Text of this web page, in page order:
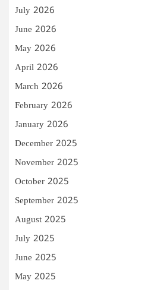
July 2026
June 2026
May 2026
April 2026
March 2026
February 2026
January 2026
December 2025
November 2025
October 2025
September 2025
August 2025
July 2025
June 2025
May 2025